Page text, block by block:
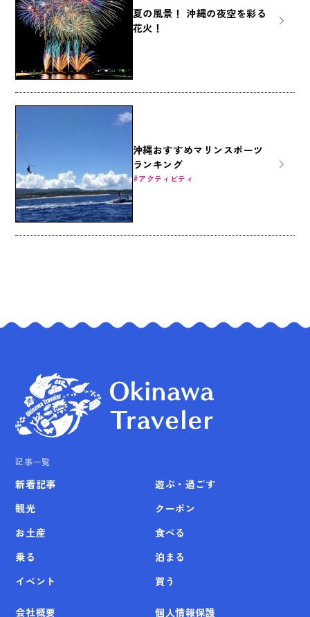
夏の風景！ 沖縄の夜空を彩る
花火！
沖縄おすすめマリンスポーツ
ランキング
アクティビティ
記事一覧
新着記事
観光
お土産
乗る
イベント
遊ぶ・過ごす
クーポン
食べる
泊まる
買う
会社概要 個人情報保護